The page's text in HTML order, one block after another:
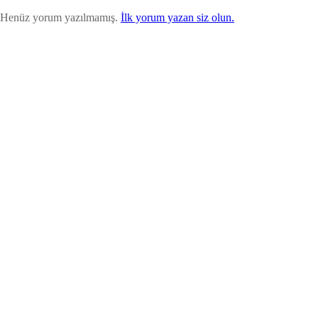
Henüz yorum yazılmamış. İlk yorum yazan siz olun.